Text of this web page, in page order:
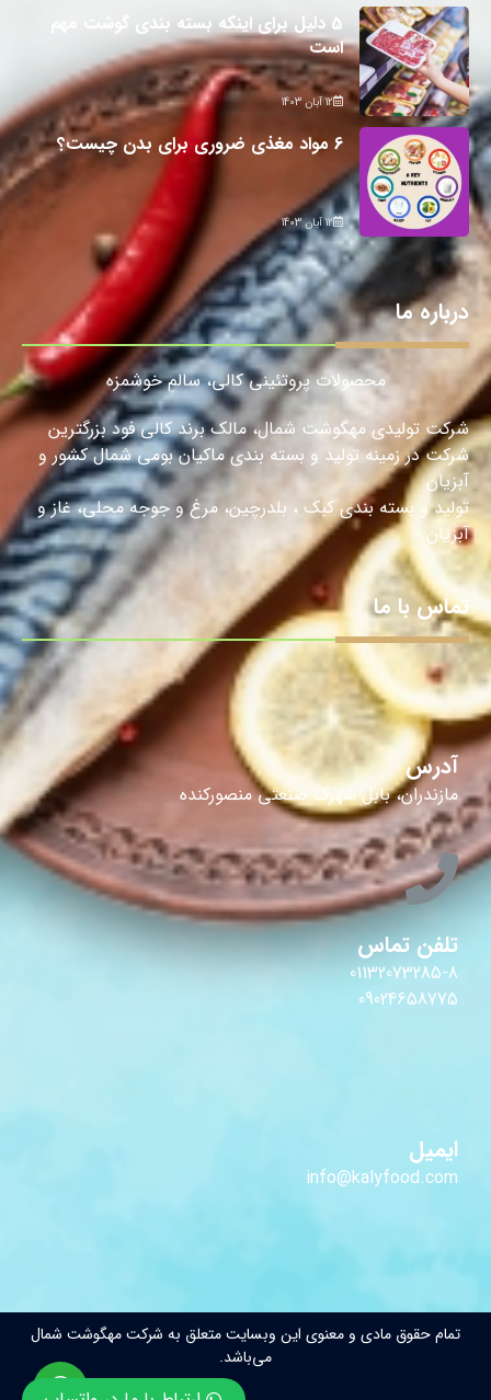
5 دلیل برای اینکه بسته بندی گوشت مهم
است
12 آبان 1403
6 مواد مغذی ضروری برای بدن چیست؟
12 آبان 1403
درباره ما
محصولات پروتئینی کالی، سالمِ خوشمزه
شرکت تولیدی مهگوشت شمال، مالک برند کالی فود بزرگترین
شرکت در زمینه تولید و بسته بندی ماکیان بومی شمال کشور و
آبزیان
تولید و بسته بندی کبک ، بلدرچین، مرغ و جوجه محلی، غاز و
آبزیان.
تماس با ما
آدرس
مازندران، بابل شهرک صنعتی منصورکنده
تلفن تماس
01132073285-8
09024658775
ایمیل
info@kalyfood.com
تمام حقوق مادی و معنوی این وبسایت متعلق به شرکت مهگوشت شمال
می‌باشد.